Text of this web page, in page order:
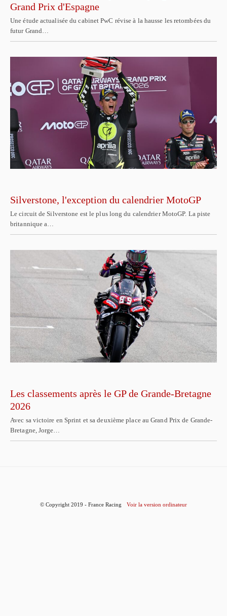
Grand Prix d'Espagne
Une étude actualisée du cabinet PwC révise à la hausse les retombées du
futur Grand…
Silverstone, l'exception du calendrier MotoGP
Le circuit de Silverstone est le plus long du calendrier MotoGP. La piste
britannique a…
Les classements après le GP de Grande-Bretagne
2026
Avec sa victoire en Sprint et sa deuxième place au Grand Prix de Grande-
Bretagne, Jorge…
© Copyright 2019 - France Racing Voir la version ordinateur